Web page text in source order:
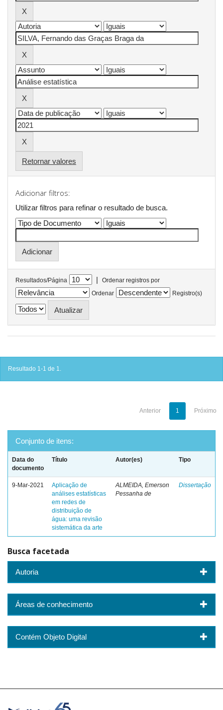
Retornar valores
Adicionar filtros:
Utilizar filtros para refinar o resultado de busca.
Resultados/Página |
Ordenar registros por
Ordenar
Registro(s)
Resultado 1-1 de 1.
Anterior 1 Próximo
Conjunto de itens:
Data do
documento
Título Autor(es) Tipo
9-Mar-2021
Aplicação de
análises estatísticas
em redes de
distribuição de
água: uma revisão
sistemática da arte
ALMEIDA, Emerson
Pessanha de
Dissertação
Busca facetada
Autoria
Áreas de conhecimento
Contém Objeto Digital